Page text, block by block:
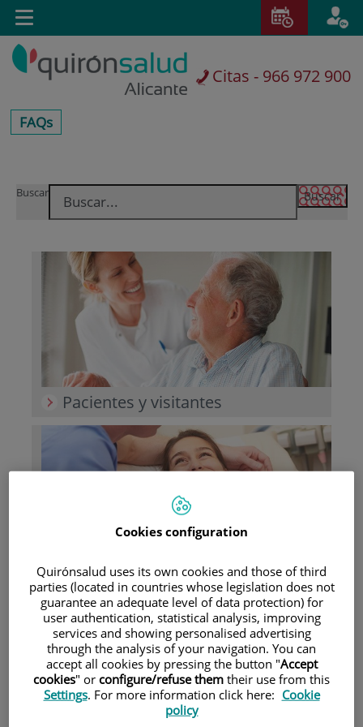
Saltar al contenido
centros-
faq
FAQs
Citas - 966 972 900
Buscar
Toggle
navigation
Pacientes y visitantes
Cartera de servicios
Teléfono de atención al usuario
900 301 013
Cookies configuration
Quirónsalud uses its own cookies and those of third
parties (located in countries whose legislation does not
guarantee an adequate level of data protection) for
user authentication, statistical analysis, improving
services and showing personalised advertising
through the analysis of your navigation. You can
accept all cookies by pressing the button "Accept
cookies" or configure/refuse them their use from this
Settings. For more information click here: Cookie
policy